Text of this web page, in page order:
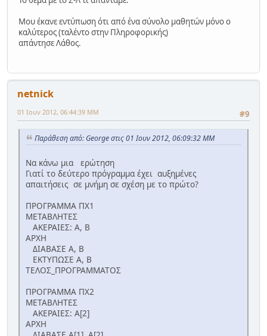
Μου έκανε εντύπωση ότι από ένα σύνολο μαθητών μόνο ο
καλύτερος (ταλέντο στην Πληροφορικής)
απάντησε Λάθος.
netnick
#9
01 Ιουν 2012, 06:44:39 ΜΜ
Παράθεση από: George στις 01 Ιουν 2012, 06:09:32 ΜΜ
Να κάνω μια ερώτηση
Γιατί το δεύτερο πρόγραμμα έχει αυξημένες
απαιτήσεις σε μνήμη σε σχέση με το πρώτο?
ΠΡΟΓΡΑΜΜΑ ΠΧ1
ΜΕΤΑΒΛΗΤΕΣ
ΑΚΕΡΑΙΕΣ: Α, Β
ΑΡΧΗ
ΔΙΑΒΑΣΕ Α, Β
ΕΚΤΥΠΩΣΕ Α, Β
ΤΕΛΟΣ_ΠΡΟΓΡΑΜΜΑΤΟΣ
ΠΡΟΓΡΑΜΜΑ ΠΧ2
ΜΕΤΑΒΛΗΤΕΣ
ΑΚΕΡΑΙΕΣ: Α[2]
ΑΡΧΗ